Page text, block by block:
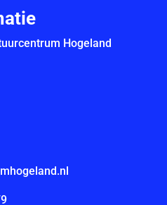
Hogeland